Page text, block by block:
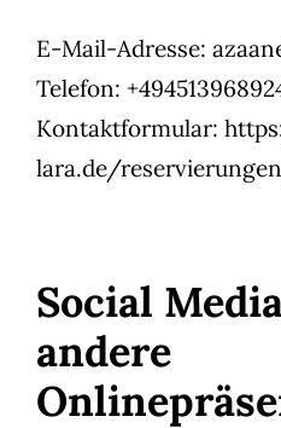
E-Mail-Adresse:
Telefon:
Kontaktformular:
lara.de/
Social
andere